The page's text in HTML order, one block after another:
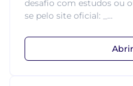
desafio com estudos ou
se pelo site oficial: _...